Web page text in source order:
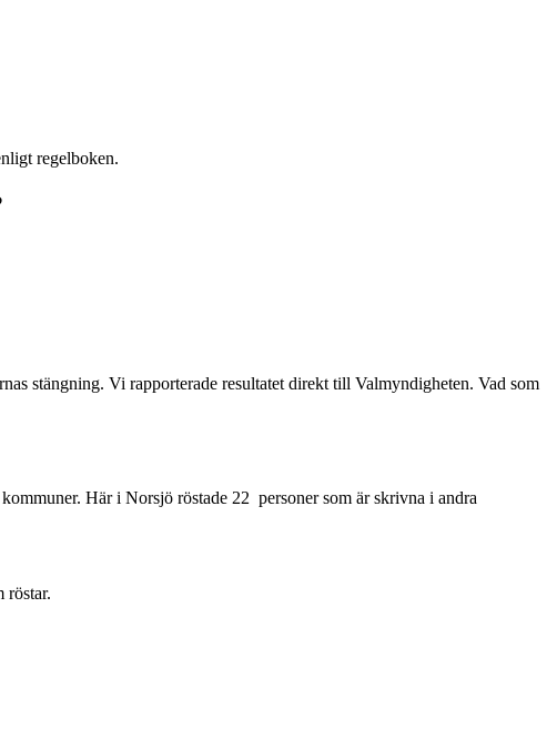
regelboken.
stängning. Vi rapporterade resultatet direkt till Valmyndigheten. Vad som
Här i Norsjö röstade 22 personer som är skrivna i andra
röstar.